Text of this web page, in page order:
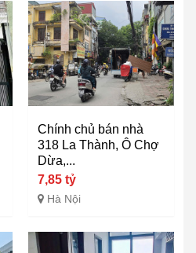
Chính chủ bán nhà
318 La Thành, Ô Chợ
Dừa,...
7,85 tỷ
Hà Nội